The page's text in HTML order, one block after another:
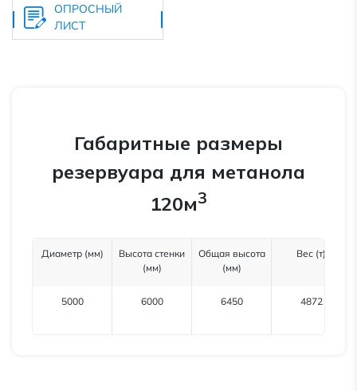
ОПРОСНЫЙ
ЛИСТ
Габаритные размеры
резервуара для метанола
120м3
Диаметр (мм)
5000
Высота стенки
(мм)
6000
Общая высота
(мм)
6450
Вес (т)
4872